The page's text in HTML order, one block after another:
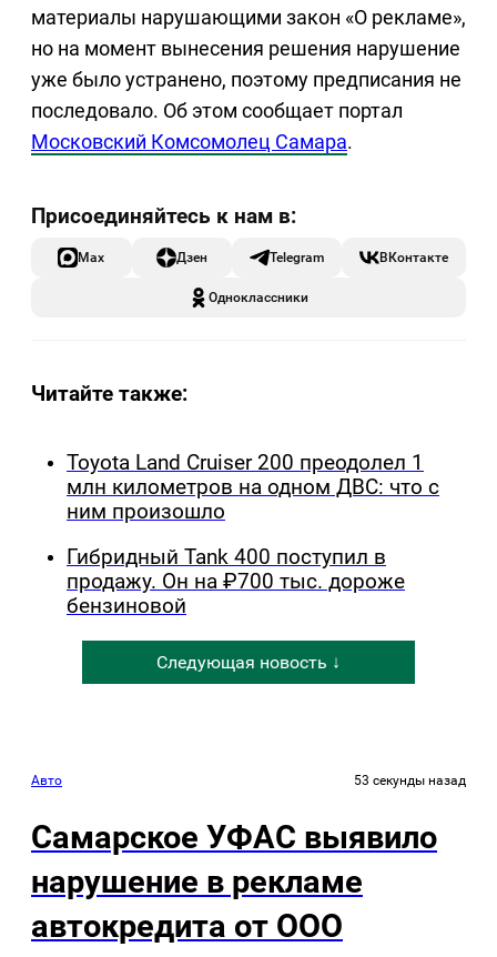
материалы нарушающими закон «О рекламе»,
но на момент вынесения решения нарушение
уже было устранено, поэтому предписания не
последовало. Об этом сообщает портал
Московский Комсомолец Самара.
Max Дзен Telegram ВКонтакте
Одноклассники
Читайте также:
Toyota Land Cruiser 200 преодолел 1
млн километров на одном ДВС: что с
ним произошло
Гибридный Tank 400 поступил в
продажу. Он на ₽700 тыс. дороже
бензиновой
Следующая новость ↓
Авто 53 секунды назад
Самарское УФАС выявило
нарушение в рекламе
автокредита от ООО